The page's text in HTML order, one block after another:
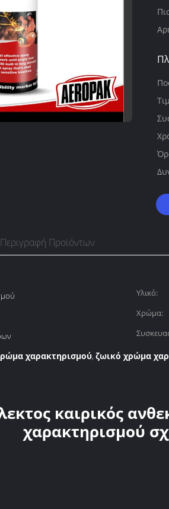
Περιγραφή Προϊόντων
Υλικό:
Χρώμα:
χαρακτηρισμού, ζωικό χρώμα
καιρικός
χαρακτηρισμού